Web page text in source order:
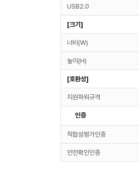
USB2.0
[크기]
너비(W)
높이(H)
[호환성]
지원파워규격
인증
적합성평가인증
안전확인인증